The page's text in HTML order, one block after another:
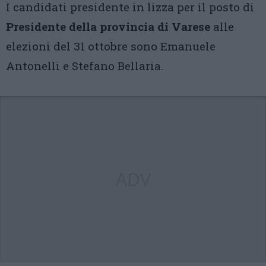
I candidati presidente in lizza per il posto di
Presidente della provincia di Varese alle
elezioni del 31 ottobre sono Emanuele
Antonelli e Stefano Bellaria.